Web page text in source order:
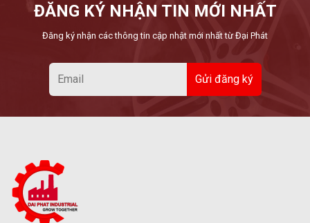
ĐĂNG KÝ NHẬN TIN MỚI NHẤT
Đăng ký nhận các thông tin cập nhật mới nhất từ Đại Phát